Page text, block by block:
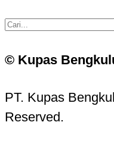
© Kupas
PT. Kupas
Reserved.